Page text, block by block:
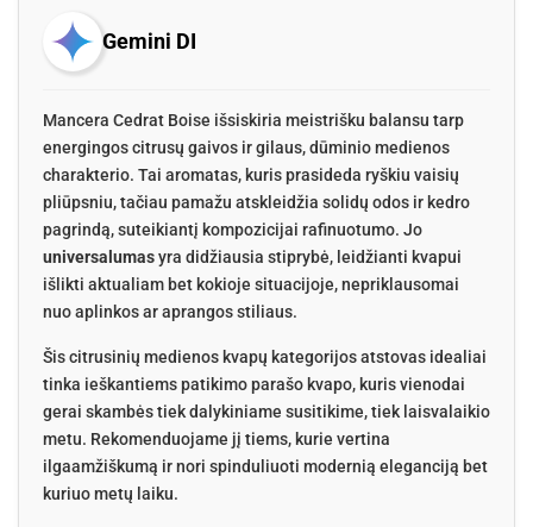
Gemini DI
Mancera Cedrat Boise išsiskiria meistrišku balansu tarp
energingos citrusų gaivos ir gilaus, dūminio medienos
charakterio. Tai aromatas, kuris prasideda ryškiu vaisių
pliūpsniu, tačiau pamažu atskleidžia solidų odos ir kedro
pagrindą, suteikiantį kompozicijai rafinuotumo. Jo
universalumasyra didžiausia stiprybė, leidžianti kvapui
išlikti aktualiam bet kokioje situacijoje, nepriklausomai
nuo aplinkos ar aprangos stiliaus.
Šis citrusinių medienos kvapų kategorijos atstovas idealiai
tinka ieškantiems patikimo parašo kvapo, kuris vienodai
gerai skambės tiek dalykiniame susitikime, tiek laisvalaikio
metu. Rekomenduojame jį tiems, kurie vertina
ilgaamžiškumą ir nori spinduliuoti modernią eleganciją bet
kuriuo metų laiku.